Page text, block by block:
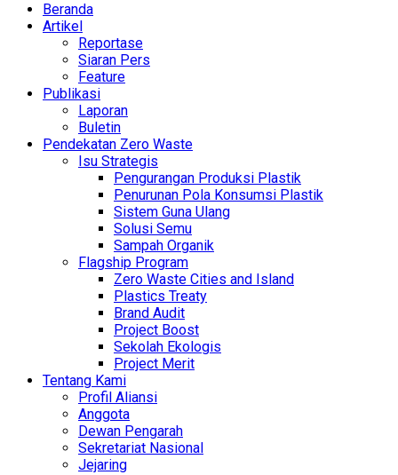
Beranda
Artikel
Reportase
Siaran Pers
Feature
Publikasi
Laporan
Buletin
Pendekatan Zero Waste
Isu Strategis
Pengurangan Produksi Plastik
Penurunan Pola Konsumsi Plastik
Sistem Guna Ulang
Solusi Semu
Sampah Organik
Flagship Program
Zero Waste Cities and Island
Plastics Treaty
Brand Audit
Project Boost
Sekolah Ekologis
Project Merit
Tentang Kami
Profil Aliansi
Anggota
Dewan Pengarah
Sekretariat Nasional
Jejaring